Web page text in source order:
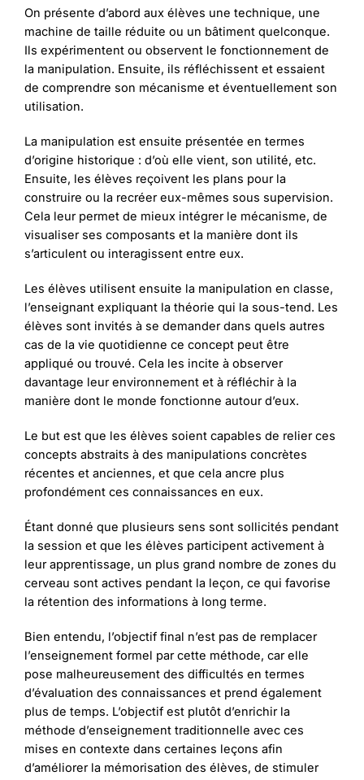
On présente d’abord aux élèves une technique, une
machine de taille réduite ou un bâtiment quelconque.
Ils expérimentent ou observent le fonctionnement de
la manipulation. Ensuite, ils réfléchissent et essaient
de comprendre son mécanisme et éventuellement son
utilisation.
La manipulation est ensuite présentée en termes
d’origine historique : d’où elle vient, son utilité, etc.
Ensuite, les élèves reçoivent les plans pour la
construire ou la recréer eux-mêmes sous supervision.
Cela leur permet de mieux intégrer le mécanisme, de
visualiser ses composants et la manière dont ils
s’articulent ou interagissent entre eux.
Les élèves utilisent ensuite la manipulation en classe,
l’enseignant expliquant la théorie qui la sous-tend. Les
élèves sont invités à se demander dans quels autres
cas de la vie quotidienne ce concept peut être
appliqué ou trouvé. Cela les incite à observer
davantage leur environnement et à réfléchir à la
manière dont le monde fonctionne autour d’eux.
Le but est que les élèves soient capables de relier ces
concepts abstraits à des manipulations concrètes
récentes et anciennes, et que cela ancre plus
profondément ces connaissances en eux.
Étant donné que plusieurs sens sont sollicités pendant
la session et que les élèves participent activement à
leur apprentissage, un plus grand nombre de zones du
cerveau sont actives pendant la leçon, ce qui favorise
la rétention des informations à long terme.
Bien entendu, l’objectif final n’est pas de remplacer
l’enseignement formel par cette méthode, car elle
pose malheureusement des difficultés en termes
d’évaluation des connaissances et prend également
plus de temps. L’objectif est plutôt d’enrichir la
méthode d’enseignement traditionnelle avec ces
mises en contexte dans certaines leçons afin
d’améliorer la mémorisation des élèves, de stimuler